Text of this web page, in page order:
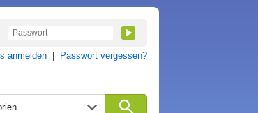
anmelden Passwort vergessen?